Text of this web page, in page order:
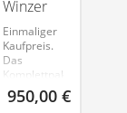
Winzer
Einmaliger
Kaufpreis.
Das
Komplettpaket
für Ihren
Weinbaubetrieb
950,00 €